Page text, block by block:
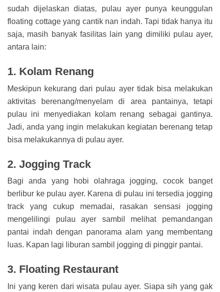
sudah dijelaskan diatas, pulau ayer punya keunggulan
floating cottage yang cantik nan indah. Tapi tidak hanya itu
saja, masih banyak fasilitas lain yang dimiliki pulau ayer,
antara lain:
1. Kolam Renang
Meskipun kekurang dari pulau ayer tidak bisa melakukan
aktivitas berenang/menyelam di area pantainya, tetapi
pulau ini menyediakan kolam renang sebagai gantinya.
Jadi, anda yang ingin melakukan kegiatan berenang tetap
bisa melakukannya di pulau ayer.
2. Jogging Track
Bagi anda yang hobi olahraga jogging, cocok banget
berlibur ke pulau ayer. Karena di pulau ini tersedia jogging
track yang cukup memadai, rasakan sensasi jogging
mengelilingi pulau ayer sambil melihat pemandangan
pantai indah dengan panorama alam yang membentang
luas. Kapan lagi liburan sambil jogging di pinggir pantai.
3. Floating Restaurant
Ini yang keren dari wisata pulau ayer. Siapa sih yang gak